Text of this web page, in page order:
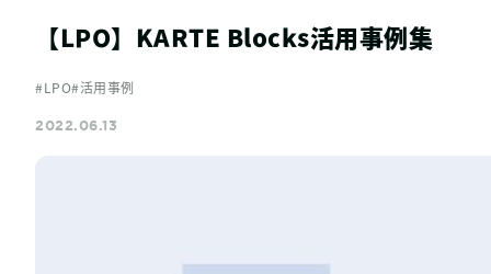
機能一覧
【LPO】KARTE Blocks活用事例集
#LPO#活用事例
2022.06.13